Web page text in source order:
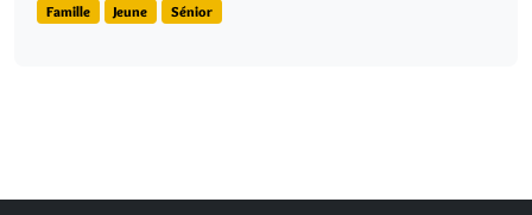
Famille Jeune Sénior